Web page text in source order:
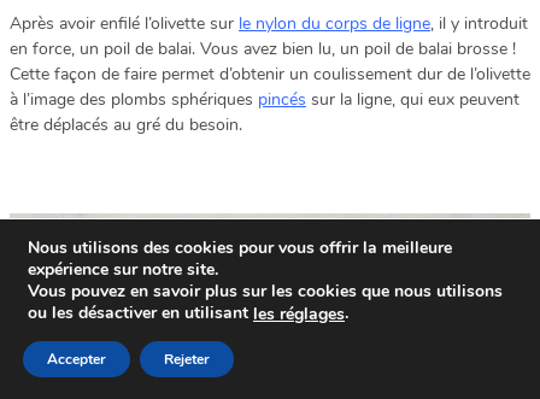
Après avoir enfilé l’olivette sur le nylon du corps de ligne, il y introduit
en force, un poil de balai. Vous avez bien lu, un poil de balai brosse !
Cette façon de faire permet d’obtenir un coulissement dur de l’olivette
à l’image des plombs sphériques pincés sur la ligne, qui eux peuvent
être déplacés au gré du besoin.
Nous utilisons des cookies pour vous offrir la meilleure
expérience sur notre site.
Vous pouvez en savoir plus sur les cookies que nous utilisons
ou les désactiver en utilisant les réglages.
Accepter Rejeter